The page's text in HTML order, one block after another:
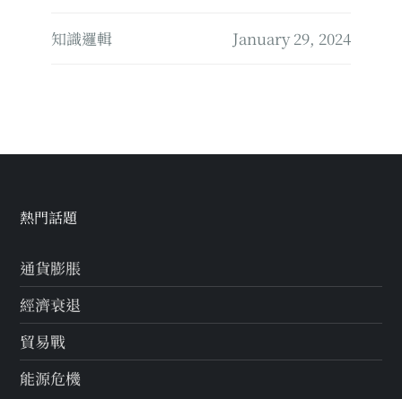
知識邏輯
熱門話題
通貨膨脹
經濟衰退
貿易戰
能源危機